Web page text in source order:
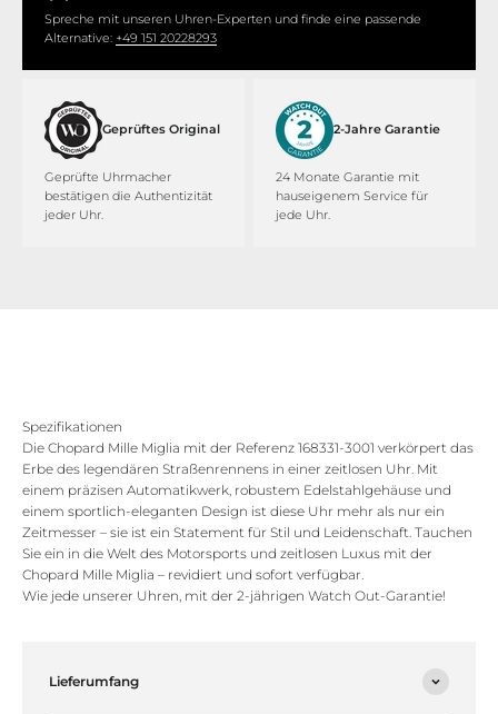
Spreche mit unseren Uhren-Experten und finde eine passende
Alternative: +49 151 20228293
Geprüftes Original
Geprüfte Uhrmacher
bestätigen die Authentizität
jeder Uhr.
2-Jahre Garantie
24 Monate Garantie mit
hauseigenem Service für
jede Uhr.
Spezifikationen
Die Chopard Mille Miglia mit der Referenz 168331-3001 verkörpert das
Erbe des legendären Straßenrennens in einer zeitlosen Uhr. Mit
einem präzisen Automatikwerk, robustem Edelstahlgehäuse und
einem sportlich-eleganten Design ist diese Uhr mehr als nur ein
Zeitmesser – sie ist ein Statement für Stil und Leidenschaft. Tauchen
Sie ein in die Welt des Motorsports und zeitlosen Luxus mit der
Chopard Mille Miglia – revidiert und sofort verfügbar.
Wie jede unserer Uhren, mit der 2-jährigen Watch Out-Garantie!
Lieferumfang